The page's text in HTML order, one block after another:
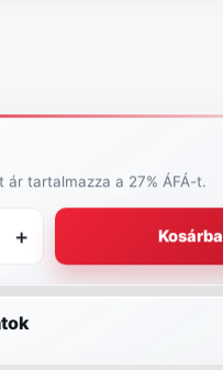
tartalmazza a 27% ÁFÁ-t.
+ Kosárba